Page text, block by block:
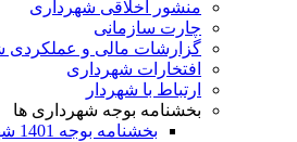
منشور اخلاقی شهرداری
چارت سازمانی
گزارشات مالی و عملکردی
افتخارات شهرداری
ارتباط با شهردار
بخشنامه بوجه شهرداری ها
بخشنامه بوجه 1401 شهرداری ها